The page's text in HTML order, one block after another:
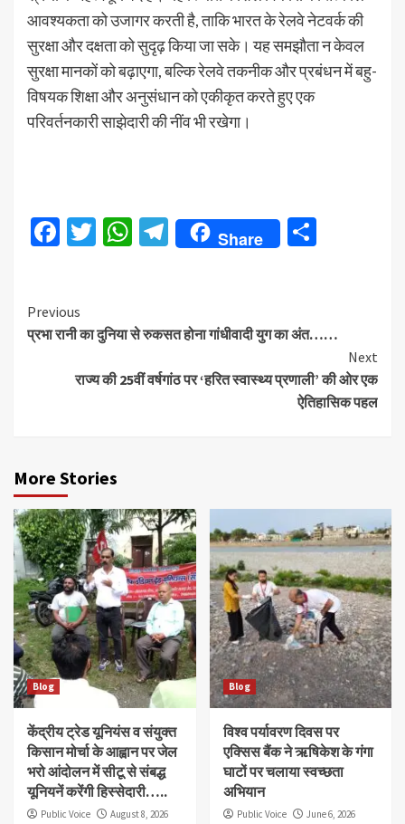
आवश्यकता को उजागर करती है, ताकि भारत के रेलवे नेटवर्क की
सुरक्षा और दक्षता को सुदृढ़ किया जा सके। यह समझौता न केवल
सुरक्षा मानकों को बढ़ाएगा, बल्कि रेलवे तकनीक और प्रबंधन में बहु-
विषयक शिक्षा और अनुसंधान को एकीकृत करते हुए एक
परिवर्तनकारी साझेदारी की नींव भी रखेगा।
Facebook
TwitterWhatsApp
Telegram
Share
Continue
Reading
Previous
प्रभा रानी का दुनिया से रुकसत होना गांधीवादी युग का अंत……
Next
राज्य की 25वीं वर्षगांठ पर ‘हरित स्वास्थ्य प्रणाली’ की ओर एक
ऐतिहासिक पहल
More Stories
Blog
केंद्रीय ट्रेड यूनियंस व संयुक्त
किसान मोर्चा के आह्वान पर जेल
भरो आंदोलन में सीटू से संबद्ध
यूनियनें करेंगी हिस्सेदारी…..
Public Voice August 8, 2026
Blog
विश्व पर्यावरण दिवस पर
एक्सिस बैंक ने ऋषिकेश के गंगा
घाटों पर चलाया स्वच्छता
अभियान
Public Voice June 6, 2026